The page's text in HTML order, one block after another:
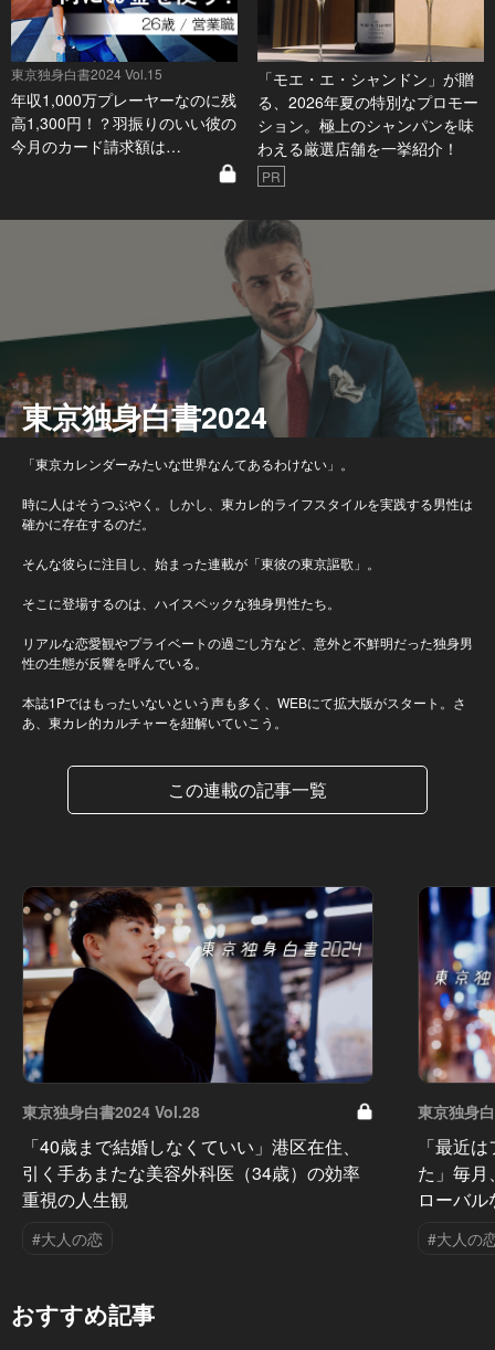
東京独身白書2024 Vol.15
年収1,000万プレーヤーなのに残
高1,300円！？羽振りのいい彼の
今月のカード請求額は…
「モエ・エ・シャンドン」が贈
る、2026年夏の特別なプロモー
ション。極上のシャンパンを味
わえる厳選店舗を一挙紹介！
PR
東京独身白書2024
「東京カレンダーみたいな世界なんてあるわけない」。
時に人はそうつぶやく。しかし、東カレ的ライフスタイルを実践する男性は
確かに存在するのだ。
そんな彼らに注目し、始まった連載が「東彼の東京謳歌」。
そこに登場するのは、ハイスペックな独身男性たち。
リアルな恋愛観やプライベートの過ごし方など、意外と不鮮明だった独身男
性の生態が反響を呼んでいる。
本誌1Pではもったいないという声も多く、WEBにて拡大版がスタート。さ
あ、東カレ的カルチャーを紐解いていこう。
この連載の記事一覧
東京独身白書2024 Vol.28
「40歳まで結婚しなくていい」港区在住、
引く手あまたな美容外科医（34歳）の効率
重視の人生観
#大人の恋
東京独身
「最近
た」毎
ローバ
#大人の
おすすめ記事